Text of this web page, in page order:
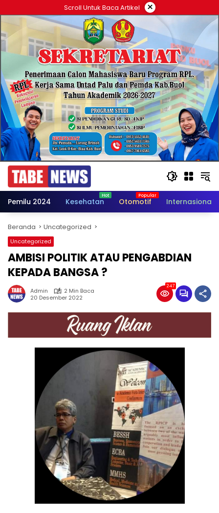
ke
konten
Scroll Untuk Baca Artikel ×
Pemilu 2024 Kesehatan Otomotif Internasional
Beranda Uncategorized
Uncategorized
AMBISI POLITIK ATAU PENGABDIAN
KEPADA BANGSA ?
Admin
2 Min Baca
20 Desember 2022
247